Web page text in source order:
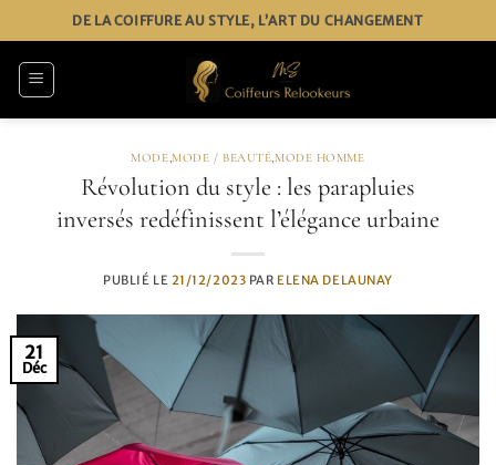
au
contenu
DE LA COIFFURE AU STYLE, L’ART DU CHANGEMENT
MODE,MODE / BEAUTÉ,MODE HOMME
Révolution du style : les parapluies
inversés redéfinissent l’élégance urbaine
PUBLIÉ LE 21/12/2023 PAR ELENA DELAUNAY
21
Déc